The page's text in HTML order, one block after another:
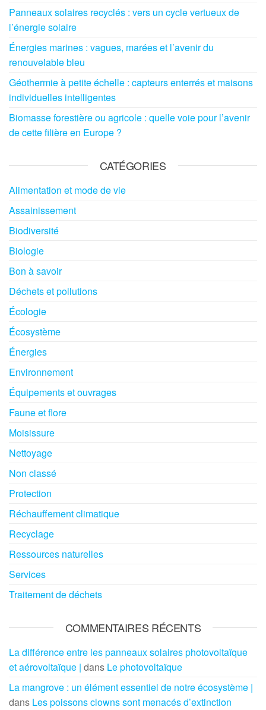
Panneaux solaires recyclés : vers un cycle vertueux de
l’énergie solaire
Énergies marines : vagues, marées et l’avenir du
renouvelable bleu
Géothermie à petite échelle : capteurs enterrés et maisons
individuelles intelligentes
Biomasse forestière ou agricole : quelle voie pour l’avenir
de cette filière en Europe ?
CATÉGORIES
Alimentation et mode de vie
Assainissement
Biodiversité
Biologie
Bon à savoir
Déchets et pollutions
Écologie
Écosystème
Énergies
Environnement
Équipements et ouvrages
Faune et flore
Moisissure
Nettoyage
Non classé
Protection
Réchauffement climatique
Recyclage
Ressources naturelles
Services
Traitement de déchets
COMMENTAIRES RÉCENTS
La différence entre les panneaux solaires photovoltaïque
et aérovoltaïque | dans Le photovoltaïque
La mangrove : un élément essentiel de notre écosystème |
dans Les poissons clowns sont menacés d’extinction